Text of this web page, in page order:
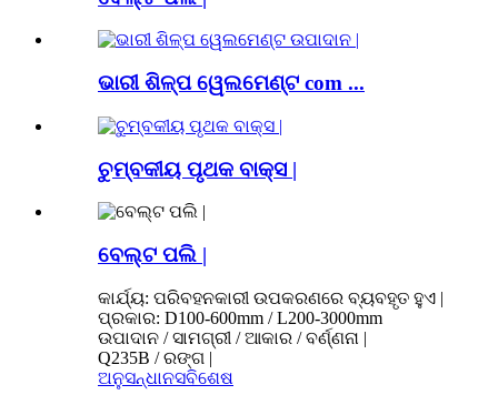
ଭାରୀ ଶିଳ୍ପ ୱେଲମେଣ୍ଟ com ...
ଚୁମ୍ବକୀୟ ପୃଥକ ବାକ୍ସ |
ବେଲ୍ଟ ପଲି |
କାର୍ଯ୍ୟ: ପରିବହନକାରୀ ଉପକରଣରେ ବ୍ୟବହୃତ ହୁଏ |
ପ୍ରକାର: D100-600mm / L200-3000mm
ଉପାଦାନ / ସାମଗ୍ରୀ / ଆକାର / ବର୍ଣ୍ଣନା |
Q235B / ରଙ୍ଗ |
ଅନୁସନ୍ଧାନସବିଶେଷ